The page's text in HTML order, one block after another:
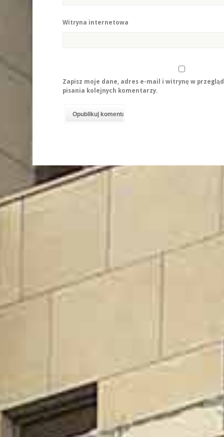
Witryna internetowa
Zapisz moje dane, adres e-mail i witrynę w
pisania kolejnych komentarzy.